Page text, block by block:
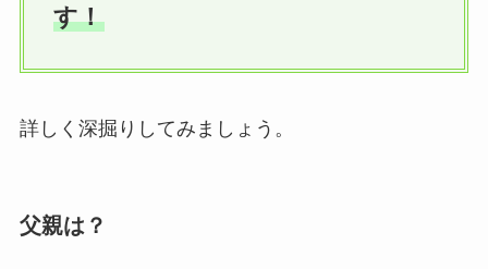
す！
詳しく深掘りしてみましょう。
父親は？